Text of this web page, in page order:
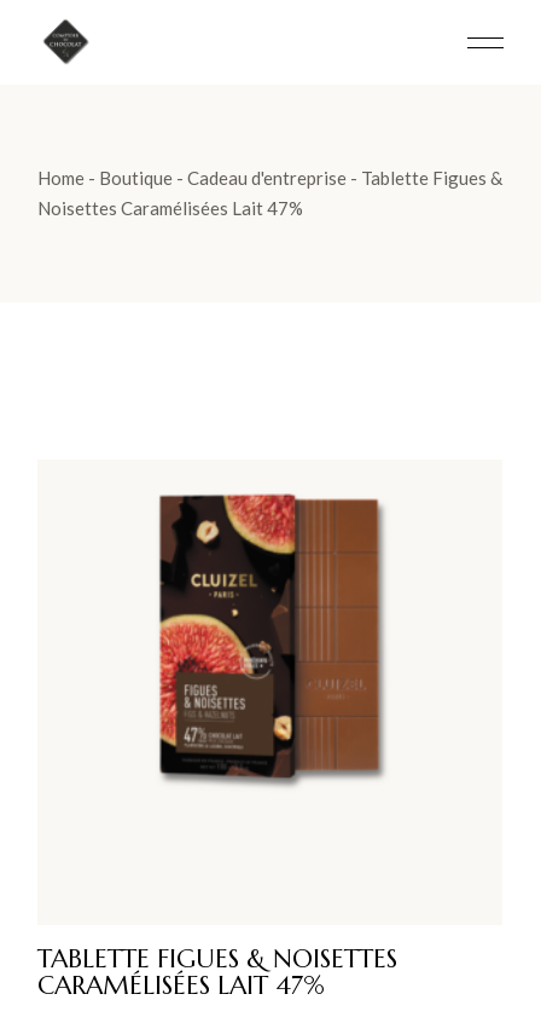
content
Home Boutique Cadeau d'entreprise
Tablette Figues &
Noisettes Caramélisées Lait 47%
TABLETTE FIGUES & NOISETTES
CARAMÉLISÉES LAIT 47%